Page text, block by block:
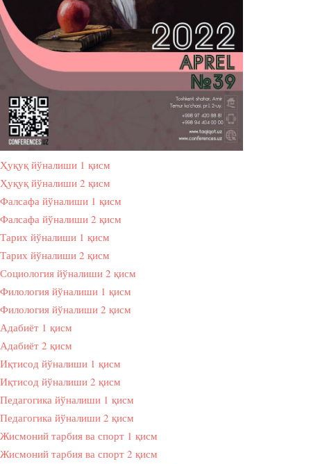
Ҳуқуқ йўналиши 1 қисм
Ҳуқуқ йўналиши 2 қисм
Фалсафа йўналиши 1 қисм
Фалсафа йўналиши 2 қисм
Тарих йўналиши 1 қисм
Тарих йўналиши 2 қисм
Социология йўналиши 2 қисм
Филология йўналиши 1 қисм
Филология йўналиши 2 қисм
Адабиёт 1 қисм
Адабиёт 2 қисм
Иқтисод йўналиши 1 қисм
Иқтисод йўналиши 2 қисм
Педагогика йўналиши 1 қисм
Педагогика йўналиши 2 қисм
Жисмоний тарбия ва спорт 1 қисм
Жисмоний тарбия ва спорт 2 қисм